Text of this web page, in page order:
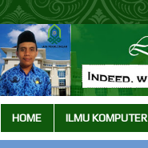
HOME ILMU KOMPUTER